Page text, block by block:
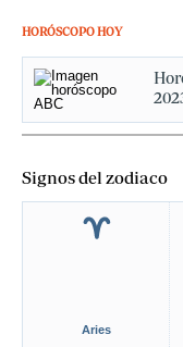
HORÓSCOPO HOY
Signos del zodiaco
Aries